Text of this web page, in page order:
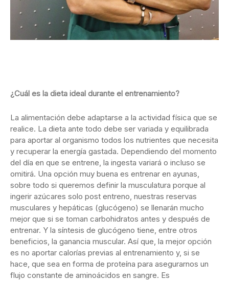
¿Cuál es la dieta ideal durante el entrenamiento?
La alimentación debe adaptarse a la actividad física que se
realice. La dieta ante todo debe ser variada y equilibrada
para aportar al organismo todos los nutrientes que necesita
y recuperar la energía gastada. Dependiendo del momento
del día en que se entrene, la ingesta variará o incluso se
omitirá. Una opción muy buena es entrenar en ayunas,
sobre todo si queremos definir la musculatura porque al
ingerir azúcares solo post entreno, nuestras reservas
musculares y hepáticas (glucógeno) se llenarán mucho
mejor que si se toman carbohidratos antes y después de
entrenar. Y la síntesis de glucógeno tiene, entre otros
beneficios, la ganancia muscular. Así que, la mejor opción
es no aportar calorías previas al entrenamiento y, si se
hace, que sea en forma de proteína para asegurarnos un
flujo constante de aminoácidos en sangre. Es